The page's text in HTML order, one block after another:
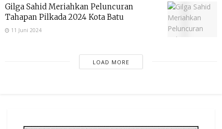
Gilga Sahid Meriahkan Peluncuran
Tahapan Pilkada 2024 Kota Batu
11 Juni 2024
LOAD MORE